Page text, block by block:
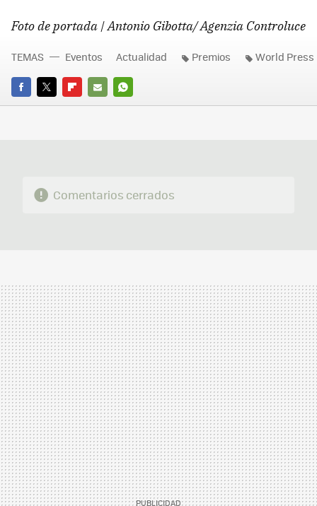
Foto de portada | Antonio Gibotta/ Agenzia Controluce
FACEBOOK
TWITTERFLIPBOARD
E-
WHATSAPP
TEMAS Eventos Actualidad Premios World Press
Comentarios cerrados